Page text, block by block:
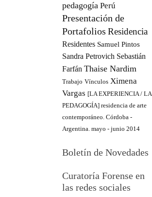
pedagogía Perú
Presentación de
Portafolios Residencia
Residentes Samuel Pintos
Sandra Petrovich Sebastián
Farfán Thaise Nardim
Trabajo Vínculos Ximena
Vargas [LA EXPERIENCIA / LA
PEDAGOGÍA] residencia de arte
contemporáneo. Córdoba -
Argentina. mayo - junio 2014
Boletín de Novedades
Curatoría Forense en
las redes sociales